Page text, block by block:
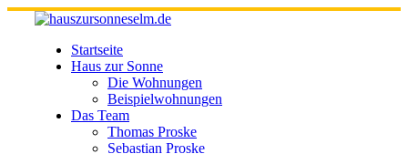
Skip
Startseite
Haus zur Sonne
Die Wohnungen
Beispielwohnungen
Das Team
Thomas Proske
Sebastian Proske